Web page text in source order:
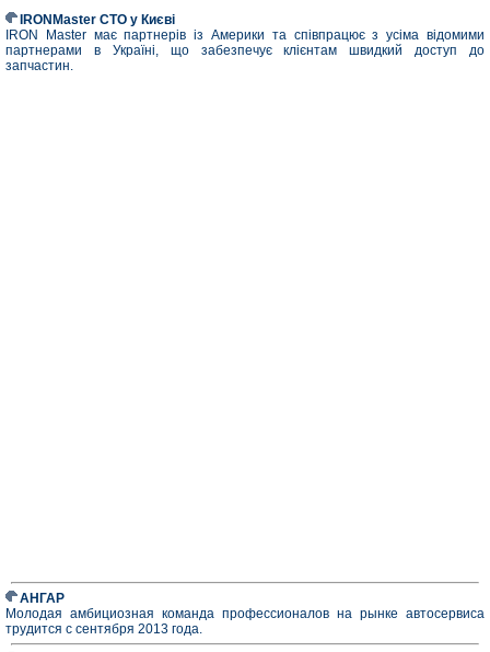
IRONMaster СТО у Києві
IRON Master має партнерів із Америки та співпрацює з усіма відомими
партнерами в Україні, що забезпечує клієнтам швидкий доступ до
запчастин.
АНГАР
Молодая амбициозная команда профессионалов на рынке автосервиса
трудится с сентября 2013 года.